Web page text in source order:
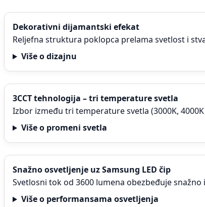
Dekorativni dijamantski efekat
Reljefna struktura poklopca prelama svetlost i
Više o dizajnu
3CCT tehnologija – tri temperature svetla
Izbor između tri temperature svetla (3000K,
Više o promeni svetla
Snažno osvetljenje uz Samsung LED čip
Svetlosni tok od 3600 lumena obezbeđuje
Više o performansama osvetljenja